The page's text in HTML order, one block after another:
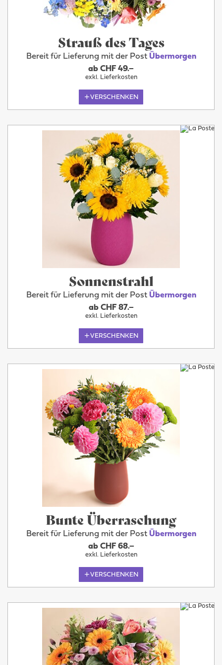
Strauß des Tages
Bereit für Lieferung mit der Post Übermorgen
ab CHF 49.–
exkl. Lieferkosten
VERSCHENKEN
Sonnenstrahl
Bereit für Lieferung mit der Post Übermorgen
ab CHF 87.–
exkl. Lieferkosten
VERSCHENKEN
Bunte Überraschung
Bereit für Lieferung mit der Post Übermorgen
ab CHF 68.–
exkl. Lieferkosten
VERSCHENKEN